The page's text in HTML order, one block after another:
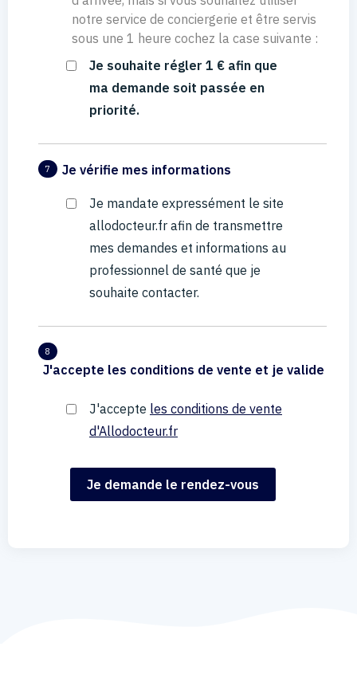
notre service de conciergerie et être servis
sous une 1 heure cochez la case suivante :
Je souhaite régler 1 € afin que
ma demande soit passée en
priorité.
7 Je vérifie mes informations
Je mandate expressément le site
allodocteur.fr afin de transmettre
mes demandes et informations au
professionnel de santé que je
souhaite contacter.
8
J'accepte les conditions de vente et je valide
J'accepte les conditions de vente
d'Allodocteur.fr